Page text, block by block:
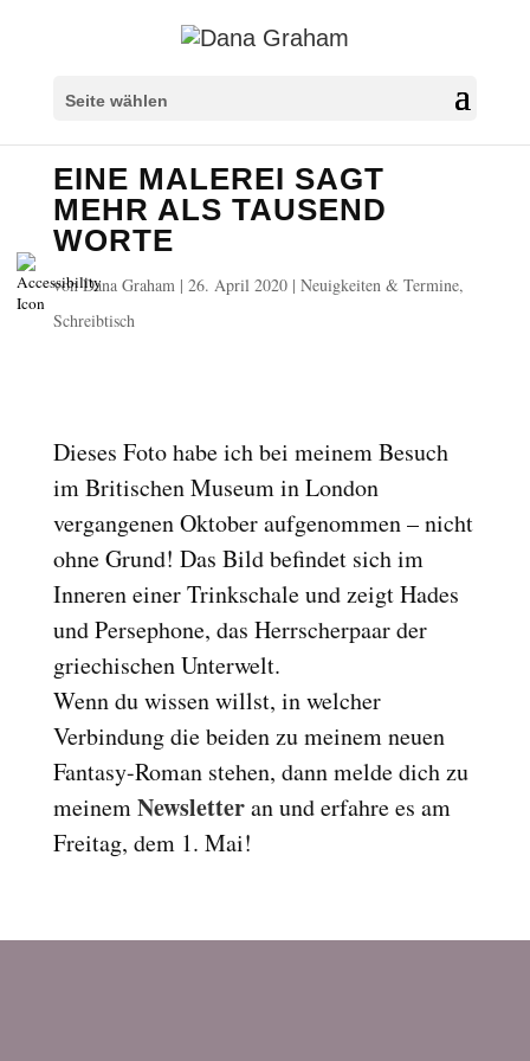
Seite wählen
EINE MALEREI SAGT
MEHR ALS TAUSEND
WORTE
vonDana Graham| 26. April 2020| Neuigkeiten & Termine,
Schreibtisch
Dieses Foto habe ich bei meinem Besuch
im Britischen Museum in London
vergangenen Oktober aufgenommen – nicht
ohne Grund! Das Bild befindet sich im
Inneren einer Trinkschale und zeigt Hades
und Persephone, das Herrscherpaar der
griechischen Unterwelt.
Wenn du wissen willst, in welcher
Verbindung die beiden zu meinem neuen
Fantasy-Roman stehen, dann melde dich zu
meinemNewsletteran und erfahre es am
Freitag, dem 1. Mai!
Überschriften markieren
settings
zoom_out Herauszoomen
zoom_in Vergrößern
add_circle_outline Schrift vergrößern
format_underlined Links unterstreichen
Links markieren
Reset
options
cached